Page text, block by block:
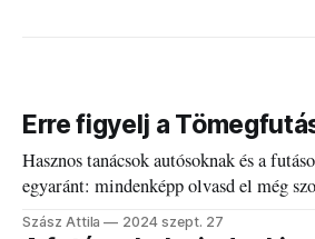
Erre figyelj a
Hasznos tanácsok autósoknak és a
egyaránt: mindenképp olvasd el még
Szász Attila 2024 szept. 27